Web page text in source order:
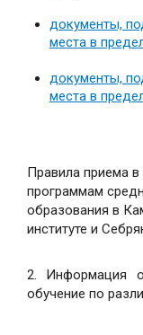
документы,
места в
документы,
места в
Правила приема в
программам
образования в
институте и
2. Информация
обучение по